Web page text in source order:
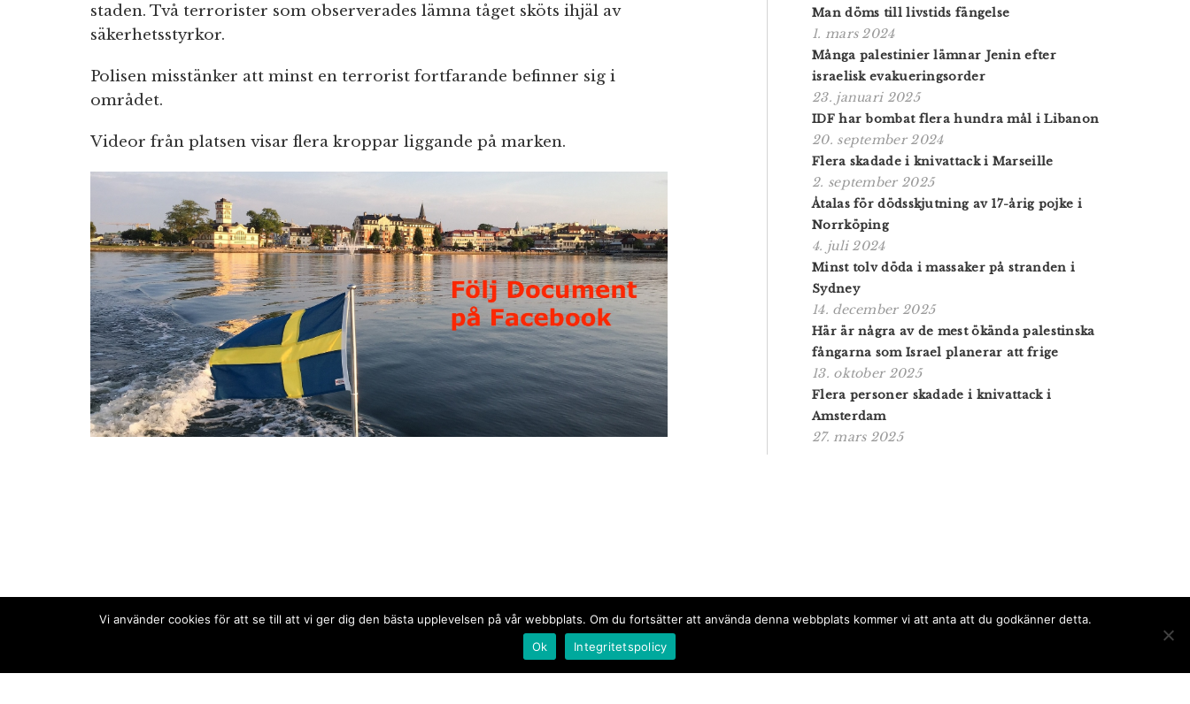
staden. Två terrorister som observerades lämna tåget sköts ihjäl av
säkerhetsstyrkor.
Polisen misstänker att minst en terrorist fortfarande befinner sig i
området.
Videor från platsen visar flera kroppar liggande på marken.
Man döms till livstids fängelse
1. mars 2024
Många palestinier lämnar Jenin efter
israelisk evakueringsorder
23. januari 2025
IDF har bombat flera hundra mål i Libanon
20. september 2024
Flera skadade i knivattack i Marseille
2. september 2025
Åtalas för dödsskjutning av 17-årig pojke i
Norrköping
4. juli 2024
Minst tolv döda i massaker på stranden i
Sydney
14. december 2025
Här är några av de mest ökända palestinska
fångarna som Israel planerar att frige
13. oktober 2025
Flera personer skadade i knivattack i
Amsterdam
27. mars 2025
Vi använder cookies för att se till att vi ger dig den bästa upplevelsen på vår webbplats. Om du fortsätter att använda denna webbplats kommer vi att anta att du godkänner detta.
Ok
Integritetspolicy